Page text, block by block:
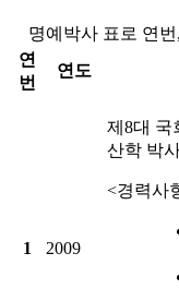
명예박사 표로 연
연
번
연도
1 2009
제8대 국
산학 박
<경력사